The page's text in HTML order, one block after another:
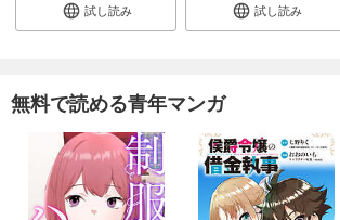
試し読み 試し読み
無料で読める青年マンガ